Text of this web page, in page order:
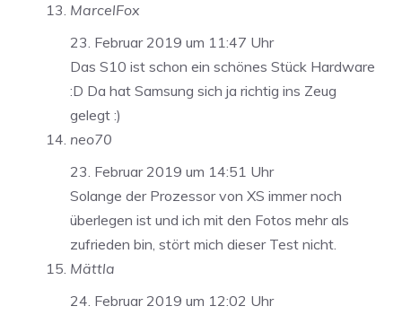
MarcelFox
23. Februar 2019 um 11:47 Uhr
Das S10 ist schon ein schönes Stück Hardware
:D Da hat Samsung sich ja richtig ins Zeug
gelegt :)
neo70
23. Februar 2019 um 14:51 Uhr
Solange der Prozessor von XS immer noch
überlegen ist und ich mit den Fotos mehr als
zufrieden bin, stört mich dieser Test nicht.
Mättla
24. Februar 2019 um 12:02 Uhr